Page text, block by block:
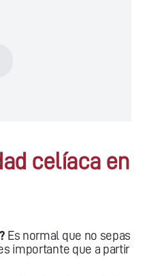
celíaca en
Es normal que no sepas
importante que a partir